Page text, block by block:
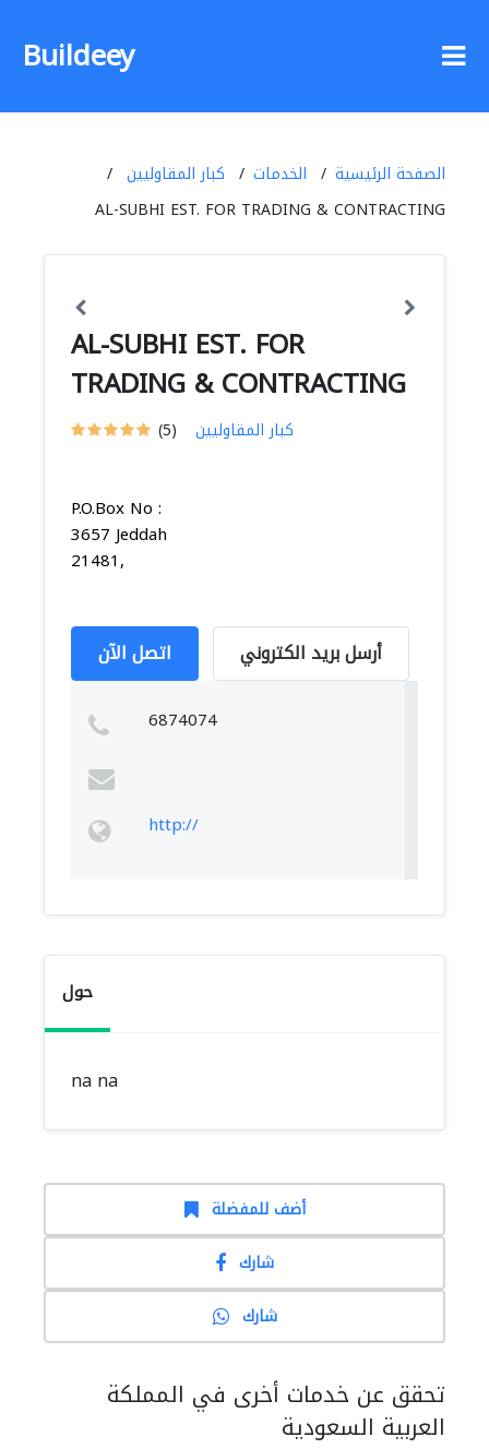
Buildeey
الصفحة الرئيسية الخدمات
كبار المقاوليين
AL-SUBHI EST. FOR TRADING & CONTRACTING
AL-SUBHI EST. FOR
TRADING & CONTRACTING
(5) كبار المقاوليين
P.O.Box No :
3657 Jeddah
21481,
اتصل الآن أرسل بريد الكتروني
6874074
http://
حول
na na
أضف للمفضلة
شارك
شارك
تحقق عن خدمات أخرى في المملكة
العربية السعودية